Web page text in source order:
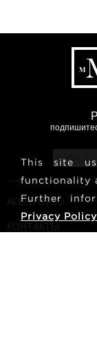
АГЕНТСТВО
КОНТАКТЫ
This site
functionality
Further
Privacy Policy